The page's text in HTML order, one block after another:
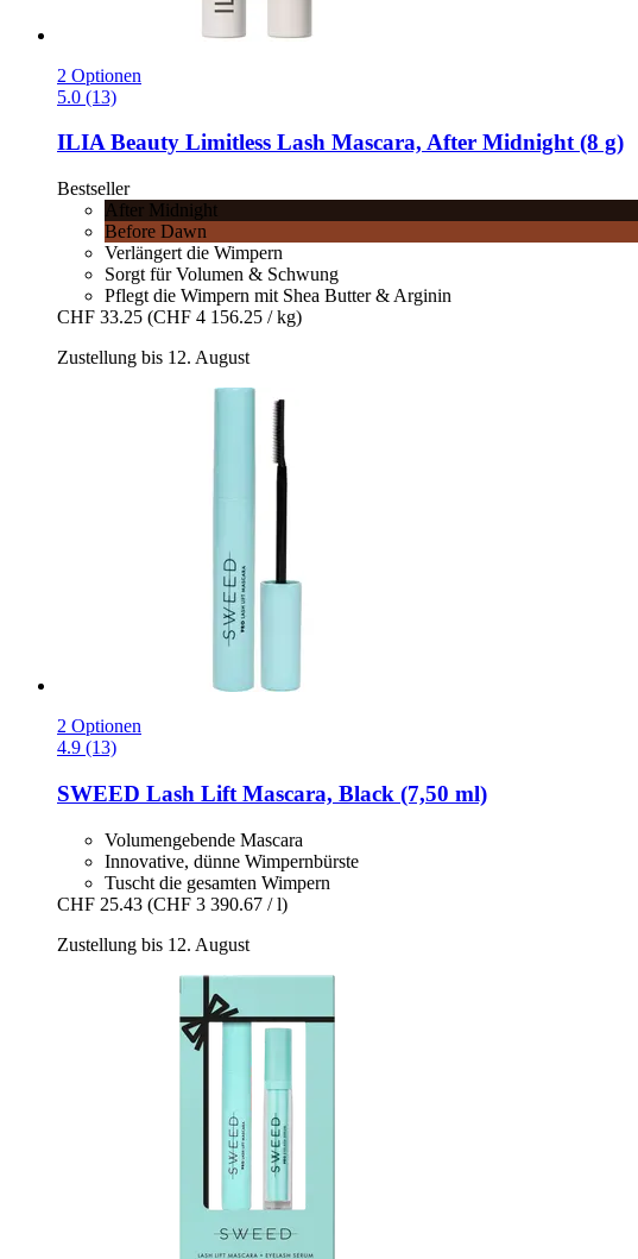
2 Optionen
5.0 (13)
ILIA Beauty Limitless Lash Mascara, After Midnight (8 g)
Bestseller
After Midnight
Before Dawn
Verlängert die Wimpern
Sorgt für Volumen & Schwung
Pflegt die Wimpern mit Shea Butter & Arginin
CHF 33.25 (CHF 4 156.25 / kg)
Zustellung bis 12. August
2 Optionen
4.9 (13)
SWEED Lash Lift Mascara, Black (7,50 ml)
Volumengebende Mascara
Innovative, dünne Wimpernbürste
Tuscht die gesamten Wimpern
CHF 25.43 (CHF 3 390.67 / l)
Zustellung bis 12. August